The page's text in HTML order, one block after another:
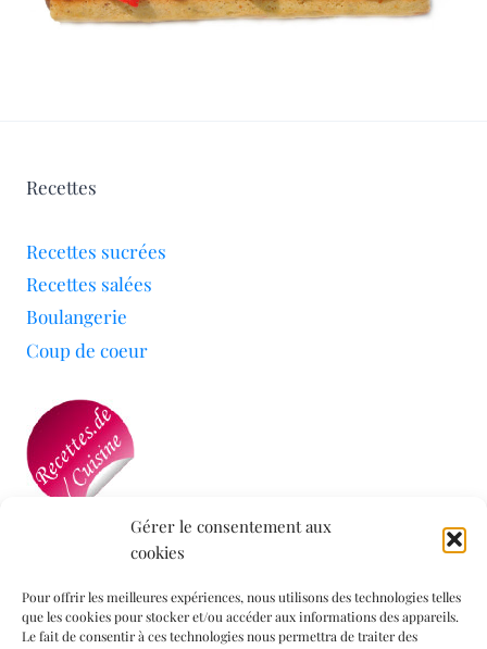
Gérer le consentement aux
cookies
Pour offrir les meilleures expériences, nous utilisons des technologies telles
que les cookies pour stocker et/ou accéder aux informations des appareils.
Le fait de consentir à ces technologies nous permettra de traiter des
Recettes
Recettes sucrées
Recettes salées
Boulangerie
Coup de coeur
Mon blog a été sélectionné par le site